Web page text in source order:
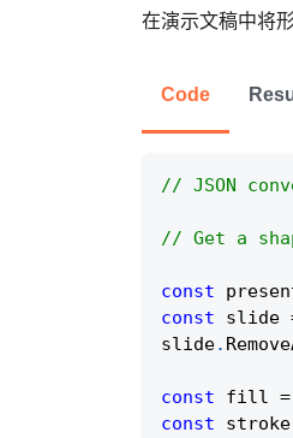
在演示文稿中将
Code
// JSON
// Get a
const
const slide
slide.
const fill =
const stroke